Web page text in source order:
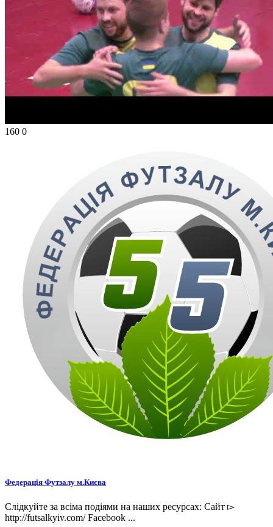
160 0
Федерація Футзалу м.Києва
Слідкуйте за всіма подіями на наших ресурсах: Сайт ▻
http://futsalkyiv.com/ Facebook ...